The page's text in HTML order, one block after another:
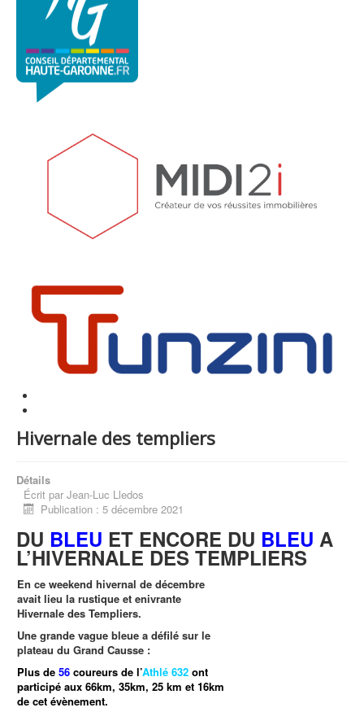
Hivernale des templiers
Détails
Écrit par Jean-Luc Lledos
Publication : 5 décembre 2021
DU BLEU ET ENCORE DU BLEU A
L’HIVERNALE DES TEMPLIERS
En ce weekend hivernal de décembre
avait lieu la rustique et enivrante
Hivernale des Templiers.
Une grande vague bleue a défilé sur le
plateau du Grand Causse :
Plus de 56 coureurs de l’Athlé 632 ont
participé aux 66km, 35km, 25 km et 16km
de cet évènement.